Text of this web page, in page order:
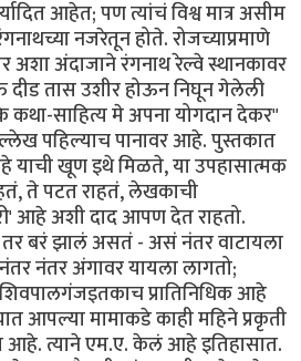
आहेत; पण त्यांचं विश्व मात्र असीम
नजरेतून होते. रोजच्याप्रमाणे
अशा अंदाजाने रंगनाथ रेल्वे स्थानकावर
तास उशीर होऊन निघून गेलेली
साहित्य मे अपना योगदान देकर"
पहिल्याच पानावर आहे. पुस्तकात
खूण इथे मिळते, या उपहासात्मक
ते पटत राहतं, लेखकाची
आहे अशी दाद आपण देत राहतो.
बरं झालं असतं - असं नंतर वाटायला
नंतर अंगावर यायला लागतो;
प्रातिनिधिक आहे
आपल्या मामाकडे काही महिने प्रकृती
आहे. त्याने एम.ए. केलं आहे इतिहासात.